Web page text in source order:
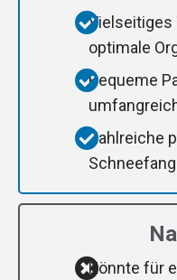
optimale
Bequeme
Zahlreiche
Könnte für